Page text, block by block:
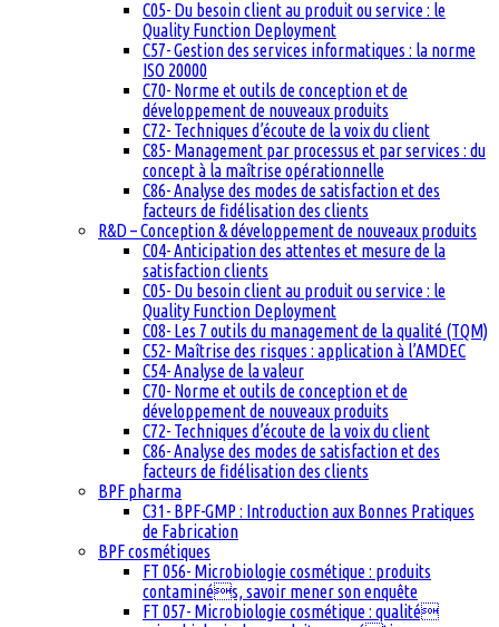
C05- Du besoin client au produit ou service : le
Quality Function Deployment
C57- Gestion des services informatiques : la norme
ISO 20000
C70- Norme et outils de conception et de
développement de nouveaux produits
C72- Techniques d’écoute de la voix du client
C85- Management par processus et par services : du
concept à la maîtrise opérationnelle
C86- Analyse des modes de satisfaction et des
facteurs de fidélisation des clients
R&D – Conception & développement de nouveaux produits
C04- Anticipation des attentes et mesure de la
satisfaction clients
C05- Du besoin client au produit ou service : le
Quality Function Deployment
C08- Les 7 outils du management de la qualité (TQM)
C52- Maîtrise des risques : application à l’AMDEC
C54- Analyse de la valeur
C70- Norme et outils de conception et de
développement de nouveaux produits
C72- Techniques d’écoute de la voix du client
C86- Analyse des modes de satisfaction et des
facteurs de fidélisation des clients
BPF pharma
C31- BPF-GMP : Introduction aux Bonnes Pratiques
de Fabrication
BPF cosmétiques
FT 056- Microbiologie cosmétique : produits
contaminés, savoir mener son enquête
FT 057- Microbiologie cosmétique : qualité